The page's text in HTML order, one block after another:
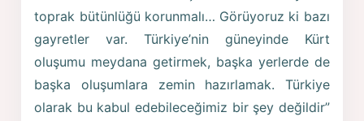
toprak bütünlüğü korunmalı… Görüyoruz ki bazı
gayretler var. Türkiye’nin güneyinde Kürt
oluşumu meydana getirmek, başka yerlerde de
başka oluşumlara zemin hazırlamak. Türkiye
olarak bu kabul edebileceğimiz bir şey değildir”